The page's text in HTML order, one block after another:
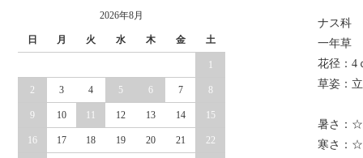
2026年8月
日 月 火 水 木 金 土
1
2 3 4 5 6 7 8
9 10 11 12 13 14 15
16 17 18 19 20 21 22
ナス科
一年草
花径：4
草姿：
暑さ
寒さ：